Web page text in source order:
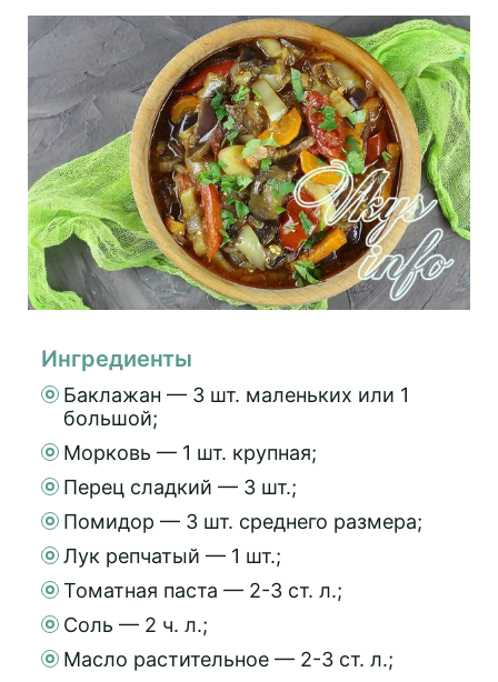
Ингредиенты
Баклажан — 3 шт. маленьких или 1
большой;
Морковь — 1 шт. крупная;
Перец сладкий — 3 шт.;
Помидор — 3 шт. среднего размера;
Лук репчатый — 1 шт.;
Томатная паста — 2-3 ст. л.;
Соль — 2 ч. л.;
Масло растительное — 2-3 ст. л.;